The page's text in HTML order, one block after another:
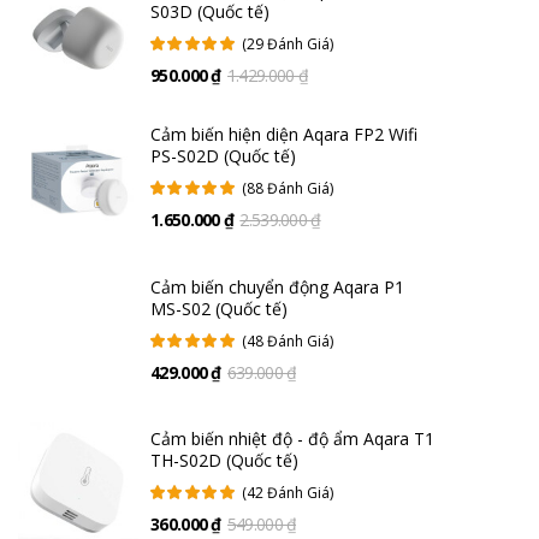
vệ an toàn cho người và tài sản.
Còi báo động 85 dB kết hợp đèn LED cảnh báo
Ngay khi phát hiện khói, Aqara SD-S01D sẽ phát còi báo động tích hợp
S03D (Quốc tế)
(29 Đánh Giá)
950.000 ₫ 1.429.000 ₫
Cảm biến hiện diện Aqara FP2 Wifi
PS-S02D (Quốc tế)
(88 Đánh Giá)
1.650.000 ₫ 2.539.000 ₫
Cảm biến chuyển động Aqara P1
MS-S02 (Quốc tế)
(48 Đánh Giá)
429.000 ₫ 639.000 ₫
Cảm biến nhiệt độ - độ ẩm Aqara T1
TH-S02D (Quốc tế)
(42 Đánh Giá)
360.000 ₫ 549.000 ₫